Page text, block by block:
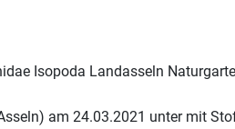
am 24.03.2021 unter mit